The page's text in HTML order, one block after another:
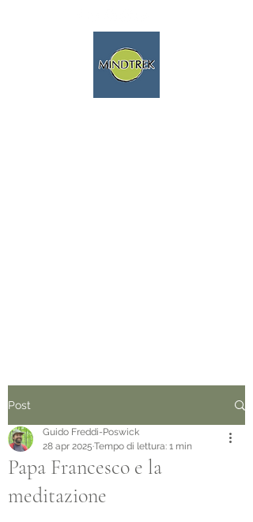
Post
Papa Francesco e la
meditazione
Guido Freddi-Poswick
28 apr 2025 Tempo di lettura: 1 min